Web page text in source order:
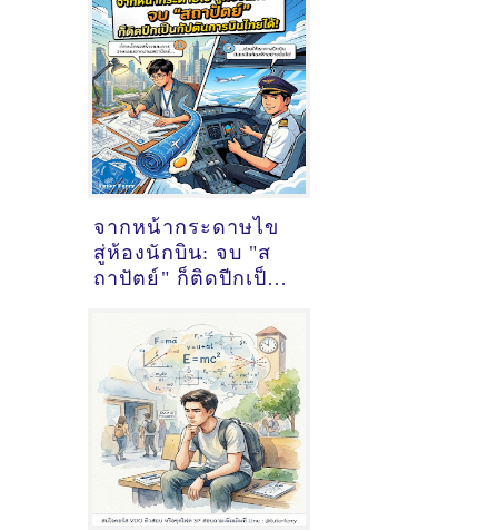
จากหน้ากระดาษไข
สู่ห้องนักบิน: จบ "ส
ถาปัตย์" ก็ติดปีกเป็น